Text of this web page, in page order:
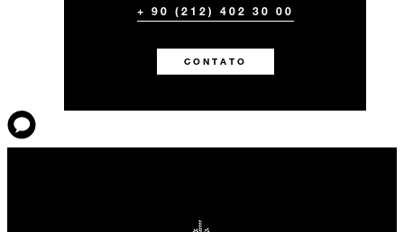
+ 90 (212) 402 30 00
CONTATO